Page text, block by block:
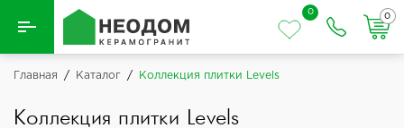
Назад
Вся плитка
0
0
Главная / Каталог / Коллекция плитки Levels
Коллекция плитки Levels